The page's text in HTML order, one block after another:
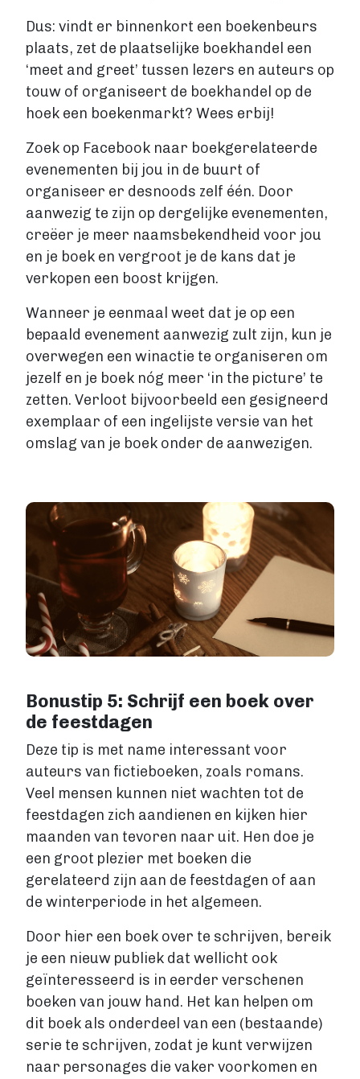
Dus: vindt er binnenkort een boekenbeurs
plaats, zet de plaatselijke boekhandel een
‘meet and greet’ tussen lezers en auteurs op
touw of organiseert de boekhandel op de
hoek een boekenmarkt? Wees erbij!
Zoek op Facebook naar boekgerelateerde
evenementen bij jou in de buurt of
organiseer er desnoods zelf één. Door
aanwezig te zijn op dergelijke evenementen,
creëer je meer naamsbekendheid voor jou
en je boek en vergroot je de kans dat je
verkopen een boost krijgen.
Wanneer je eenmaal weet dat je op een
bepaald evenement aanwezig zult zijn, kun je
overwegen een winactie te organiseren om
jezelf en je boek nóg meer ‘in the picture’ te
zetten. Verloot bijvoorbeeld een gesigneerd
exemplaar of een ingelijste versie van het
omslag van je boek onder de aanwezigen.
Image
Bonustip 5: Schrijf een boek over
de feestdagen
Deze tip is met name interessant voor
auteurs van fictieboeken, zoals romans.
Veel mensen kunnen niet wachten tot de
feestdagen zich aandienen en kijken hier
maanden van tevoren naar uit. Hen doe je
een groot plezier met boeken die
gerelateerd zijn aan de feestdagen of aan
de winterperiode in het algemeen.
Door hier een boek over te schrijven, bereik
je een nieuw publiek dat wellicht ook
geïnteresseerd is in eerder verschenen
boeken van jouw hand. Het kan helpen om
dit boek als onderdeel van een (bestaande)
serie te schrijven, zodat je kunt verwijzen
naar personages die vaker voorkomen en